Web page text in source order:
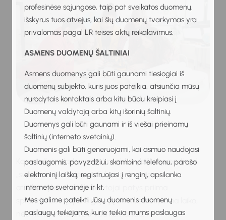
profesinėse sąjungose, taip pat sveikatos duomenų,
išskyrus tuos atvejus, kai šių duomenų tvarkymas yra
privalomas pagal LR teisės aktų reikalavimus.
ASMENS DUOMENŲ ŠALTINIAI
Asmens duomenys gali būti gaunami tiesiogiai iš
duomenų subjekto, kuris juos pateikia, atsiunčia mūsų
nurodytais kontaktais arba kitu būdu kreipiasi į
Duomenų valdytoją arba kitų išorinių šaltinių.
Duomenys gali būti gaunami ir iš viešai prieinamų
šaltinių (interneto svetainių).
Duomenis gali būti generuojami, kai asmuo naudojasi
paslaugomis, pavyzdžiui, skambina telefonu, parašo
elektroninį laišką, registruojasi į renginį, apsilanko
interneto svetainėje ir kt.
Mes galime pateikti Jūsų duomenis duomenų
paslaugų teikėjams, kurie teikia mums paslaugas
Komandinio darbo privalumai: kūrybiški sprendimai,
„sukryžmintos“ idėjos, didesnė darbuotojų
atsakomybė, nes darbuotojai patys priima
sprendimus ir įsipareigoja jų siekti, sutaupoma laiko,
nes vienu metu dirba visa komanda.